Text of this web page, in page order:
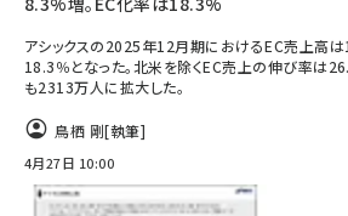
アシックスの2025年12月期におけるEC売上高
18.3％となった。北米を除くEC売上の伸び率は
も2313万人に拡大した。
鳥栖 剛[執筆]
4月27日 10:00